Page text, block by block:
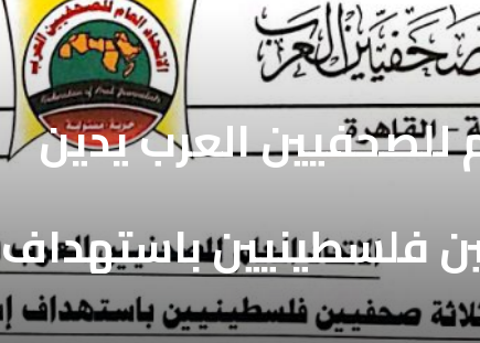
للصحفيين العرب يدين
فلسطينيين باستهداف
قطاع غزة